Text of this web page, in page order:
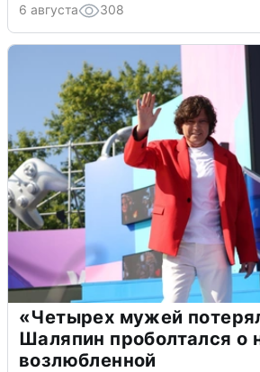
6 августа 308
«Четырех мужей
Шаляпин проболтался о
возлюбленной